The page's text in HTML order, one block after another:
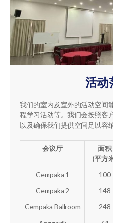
活动
我们的室内及室外的活动空间
程学习活动等。我们会按照客
以及确保我们提供空间足以容
会议厅
面积
(平方
Cempaka 1 100
Cempaka 2
148
Cempaka Ballroom
248